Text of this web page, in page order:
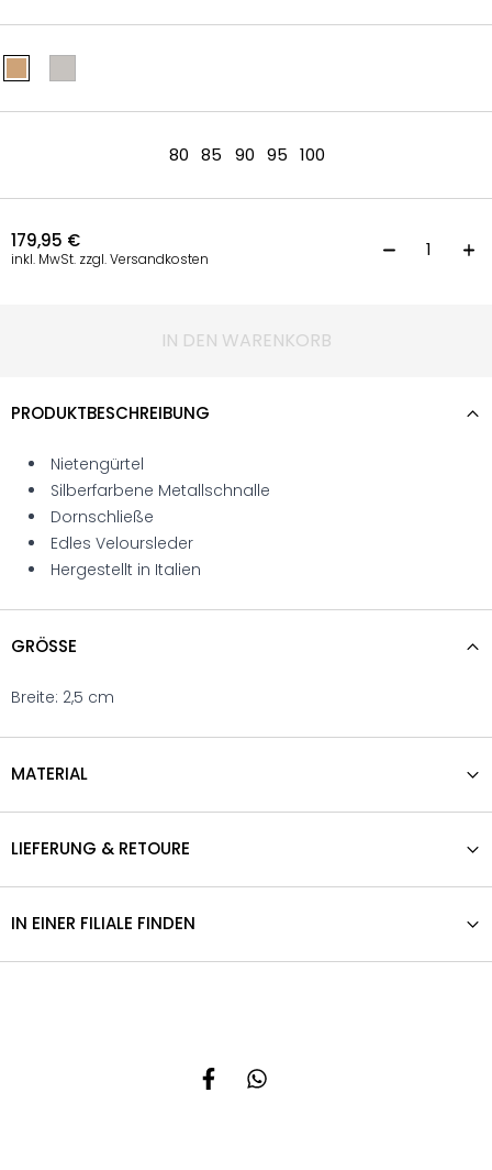
80 85 90 95 100
179,95 €
inkl. MwSt. zzgl. Versandkosten
IN DEN WARENKORB
PRODUKTBESCHREIBUNG
Nietengürtel
Silberfarbene Metallschnalle
Dornschließe
Edles Veloursleder
Hergestellt in Italien
GRÖSSE
Breite: 2,5 cm
MATERIAL
LIEFERUNG & RETOURE
IN EINER FILIALE FINDEN